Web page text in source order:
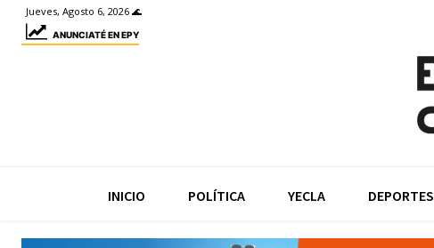
Jueves, Agosto 6, 2026 🌊
ANUNCIATÉ EN EPY
INICIO POLÍTICA YECLA DEPORTES